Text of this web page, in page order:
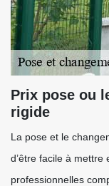
Prix pose ou
rigide
La pose et le
d’être facile à
professionnelles